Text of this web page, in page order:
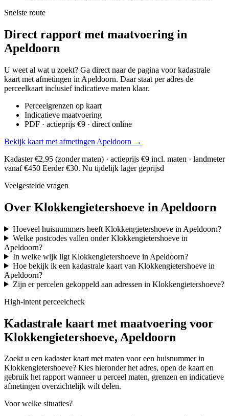
Snelste route
Direct rapport met maatvoering in
Apeldoorn
U weet al wat u zoekt? Ga direct naar de pagina voor kadastrale
kaart met afmetingen in Apeldoorn. Daar staat per adres de
perceelkaart inclusief indicatieve maten klaar.
Perceelgrenzen op kaart
Indicatieve maatvoering
PDF · actieprijs €9 · direct online
Bekijk kaart met afmetingen Apeldoorn →
Kadaster €2,95 (zonder maten) · actieprijs €9 incl. maten · landmeter
vanaf €450 Eerder €30. Nu tijdelijk lager geprijsd
Veelgestelde vragen
Over Klokkengietershoeve in Apeldoorn
Hoeveel huisnummers heeft Klokkengietershoeve in Apeldoorn?
Welke postcodes vallen onder Klokkengietershoeve in
Apeldoorn?
In welke wijk ligt Klokkengietershoeve in Apeldoorn?
Hoe bekijk ik een kadastrale kaart van Klokkengietershoeve in
Apeldoorn?
Zijn er percelen gekoppeld aan adressen in Klokkengietershoeve?
High-intent perceelcheck
Kadastrale kaart met maatvoering voor
Klokkengietershoeve, Apeldoorn
Zoekt u een kadaster kaart met maten voor een huisnummer in
Klokkengietershoeve? Kies hieronder het adres, open de kaart en
gebruik het rapport wanneer u perceel maten, grenzen en indicatieve
afmetingen overzichtelijk wilt delen.
Voor welke situaties?